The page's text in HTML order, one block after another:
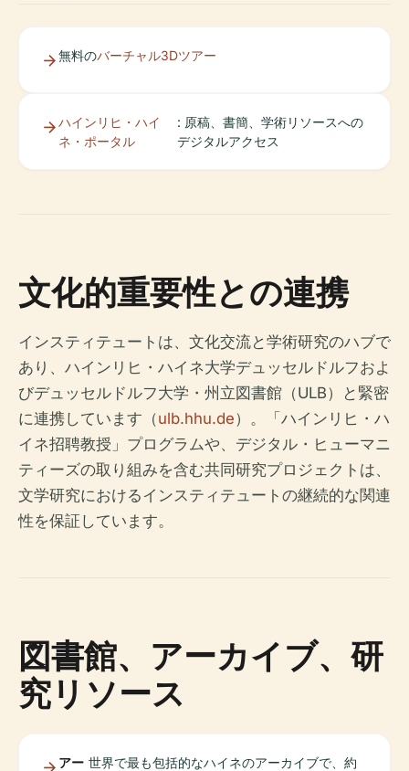
無料のバーチャル3Dツアー
ハインリヒ・ハイ
ネ・ポータル
: 原稿、書簡、学術リソースへの
デジタルアクセス
文化的重要性との連携
インスティテュートは、文化交流と学術研究のハブで
あり、ハインリヒ・ハイネ大学デュッセルドルフおよ
びデュッセルドルフ大学・州立図書館（ULB）と緊密
に連携しています（ulb.hhu.de）。「ハインリヒ・ハ
イネ招聘教授」プログラムや、デジタル・ヒューマニ
ティーズの取り組みを含む共同研究プロジェクトは、
文学研究におけるインスティテュートの継続的な関連
性を保証しています。
図書館、アーカイブ、研
究リソース
アー 世界で最も包括的なハイネのアーカイブで、約